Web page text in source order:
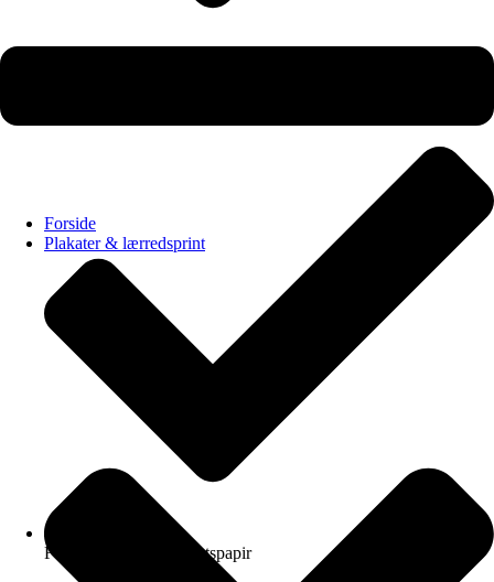
Forside
Plakater & lærredsprint
FSC-certificeret kvalitetspapir